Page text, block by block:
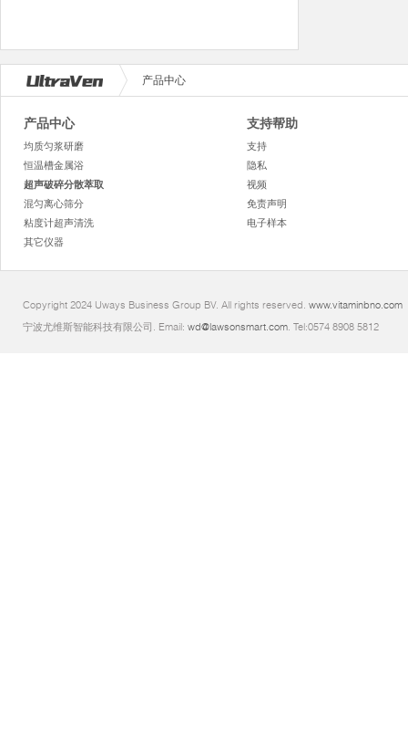
产品中心
产品中心
均质匀浆研磨
恒温槽金属浴
超声破碎分散萃取
混匀离心筛分
粘度计超声清洗
其它仪器
支持帮助
支持
隐私
视频
免责声明
电子样本
Copyright 2024 Uways Business Group BV. All rights reserved. www.vitaminbno.com
宁波尤维斯智能科技有限公司. Email: wd@lawsonsmart.com. Tel:0574 8908 5812